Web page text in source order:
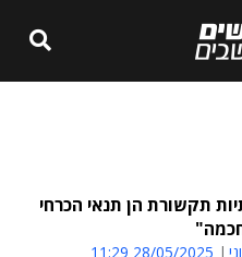
תקשורת הן תנאי הכרחי
28/05/2025 11:29